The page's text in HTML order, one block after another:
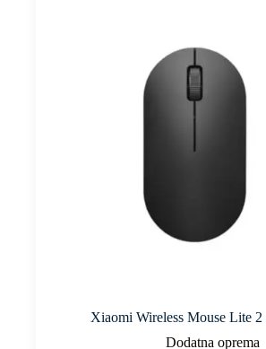
Xiaomi Wireless Mouse Lite
Dodatna oprema